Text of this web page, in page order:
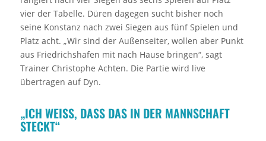
vier der Tabelle. Düren dagegen sucht bisher noch
seine Konstanz nach zwei Siegen aus fünf Spielen und
Platz acht. „Wir sind der Außenseiter, wollen aber Punkt
aus Friedrichshafen mit nach Hause bringen“, sagt
Trainer Christophe Achten. Die Partie wird live
übertragen auf Dyn.
„ICH WEISS, DASS DAS IN DER MANNSCHAFT S
TECKT“